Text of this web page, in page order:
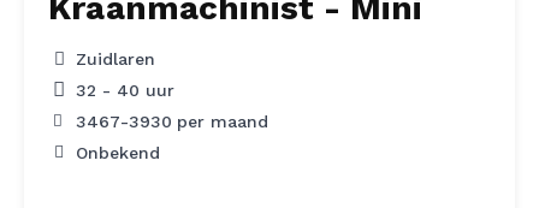
Zuidlaren
32 - 40 uur
3467-3930 per maand
Onbekend